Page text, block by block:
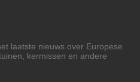
laatste nieuws over Europese
kermissen en andere